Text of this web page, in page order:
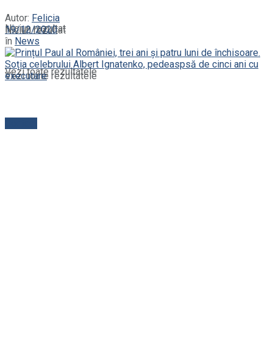
Niciun rezultat
Vezi toate rezultatele
Niciun rezultat
Vezi toate rezultatele
Autor: Felicia
19/12/2020
în News